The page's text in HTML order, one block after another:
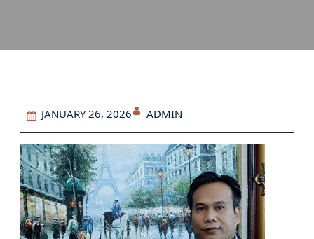
JANUARY 26, 2026 ADMIN